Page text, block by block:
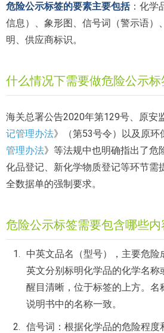
危险公示标签的要素主要包括：化学
信息）、象形图、信号词（警示语）
明、供应商标识。
什么情况下需要做危险公示标
海关总署公告2020年第129号、原安
记管理办法》（第53号令）以及原环
管理办法》等法规中也明确指出了危
化品登记、新化学物质登记等环节需
全数据单的强制要求。
危险公示标签需要包含哪些内
中英文品名（型号），主要危险
英文分别标明化学品的化学名称
醒目清晰，位于标签的上方。名
说明书中的名称一致。
信号词：根据化学品的危险程度